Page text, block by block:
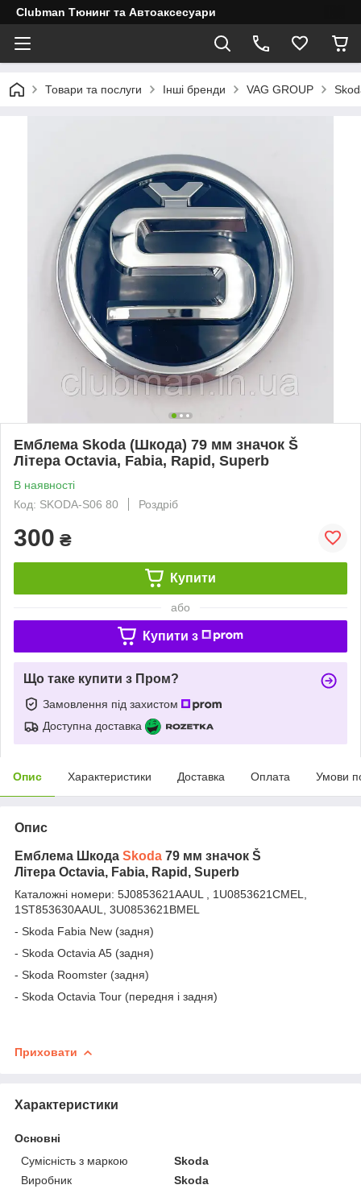
Clubman Тюнинг та Автоаксесуари
Товари та послуги Інші бренди VAG GROUP
Емблема Skoda (Шкода) 79 мм значок Š
Літера Octavia, Fabia, Rapid, Superb
В наявності
Код: SKODA-S06 80
Роздріб
300 ₴
Купити
або
Купити з
Що таке купити з Пром?
Замовлення під захистом
Доступна доставка
Опис Характеристики Доставка Оплата Умови
Опис
Емблема Шкода Skoda 79 мм значок Š
Літера Octavia, Fabia, Rapid, Superb
Каталожні номери: 5J0853621AAUL , 1U0853621CMEL,
1ST853630AAUL, 3U0853621BMEL
- Skoda Fabia New (задня)
- Skoda Octavia A5 (задня)
- Skoda Roomster (задня)
- Skoda Octavia Tour (передня і задня)
Приховати
Характеристики
Основні
Сумісність з маркою
Skoda
Виробник
Skoda